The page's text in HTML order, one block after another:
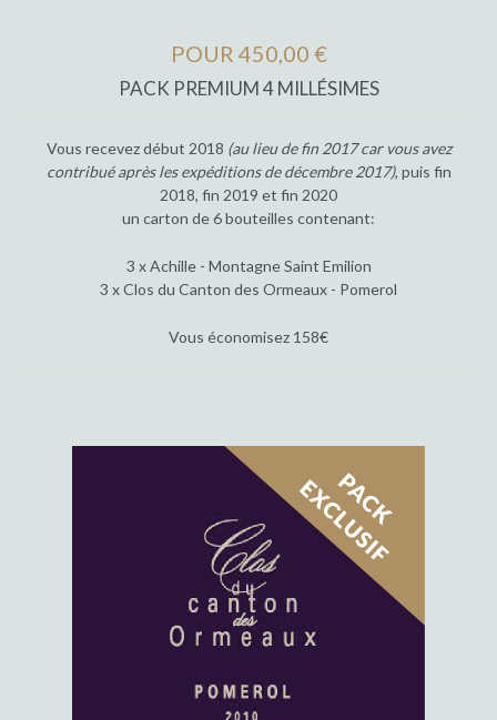
POUR 450,00 €
PACK PREMIUM 4 MILLÉSIMES
Vous recevez début 2018 (au lieu de fin 2017 car vous avez
contribué après les expéditions de décembre 2017), puis fin
2018, fin 2019 et fin 2020
un carton de 6 bouteilles contenant:
3 x Achille - Montagne Saint Emilion
3 x Clos du Canton des Ormeaux - Pomerol
Vous économisez 158€